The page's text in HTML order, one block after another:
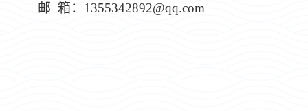
邮 箱： 1355342892@qq.com